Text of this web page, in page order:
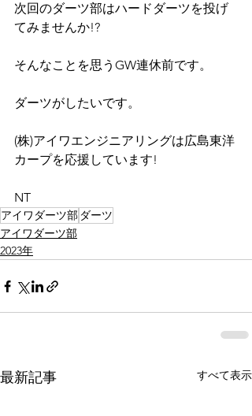
次回のダーツ部はハードダーツを投げ
てみませんか!?
そんなことを思うGW連休前です。
ダーツがしたいです。
(株)アイワエンジニアリングは広島東洋
カープを応援しています!
NT
アイワダーツ部 ダーツ
アイワダーツ部
2023年
最新記事 すべて表示